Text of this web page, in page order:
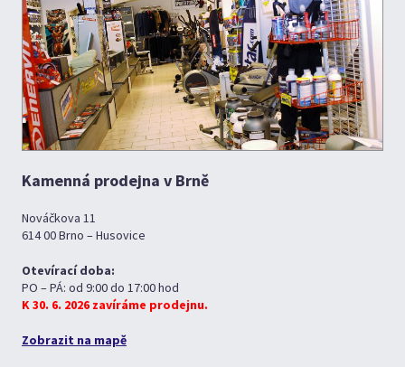
Kamenná prodejna v Brně
Nováčkova 11
614 00 Brno – Husovice
Otevírací doba:
PO – PÁ: od 9:00 do 17:00 hod
K 30. 6. 2026 zavíráme prodejnu.
Zobrazit na mapě